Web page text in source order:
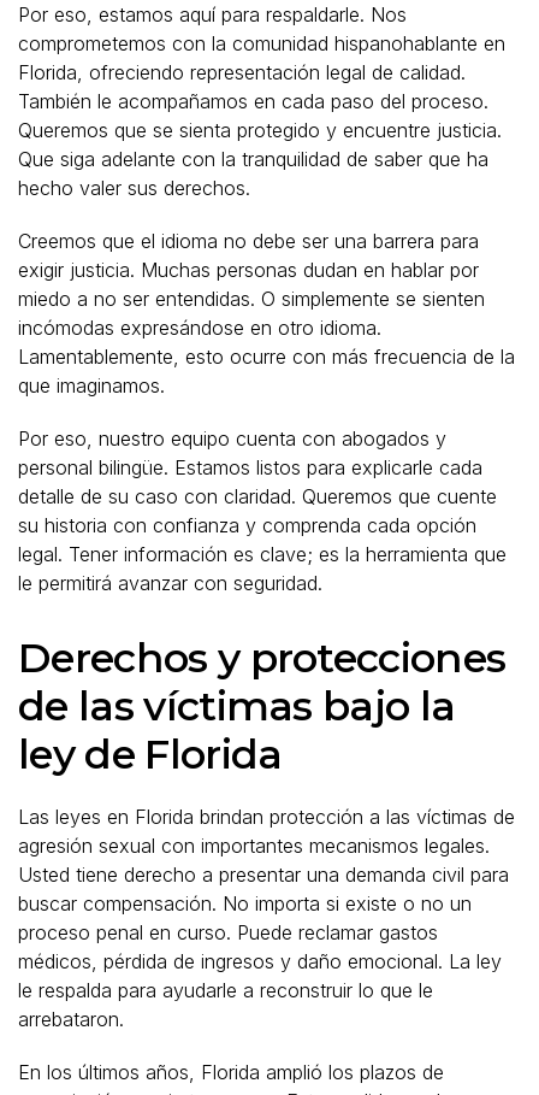
Por eso, estamos aquí para respaldarle. Nos
comprometemos con la comunidad hispanohablante en
Florida, ofreciendo representación legal de calidad.
También le acompañamos en cada paso del proceso.
Queremos que se sienta protegido y encuentre justicia.
Que siga adelante con la tranquilidad de saber que ha
hecho valer sus derechos.
Creemos que el idioma no debe ser una barrera para
exigir justicia. Muchas personas dudan en hablar por
miedo a no ser entendidas. O simplemente se sienten
incómodas expresándose en otro idioma.
Lamentablemente, esto ocurre con más frecuencia de la
que imaginamos.
Por eso, nuestro equipo cuenta con abogados y
personal bilingüe. Estamos listos para explicarle cada
detalle de su caso con claridad. Queremos que cuente
su historia con confianza y comprenda cada opción
legal. Tener información es clave; es la herramienta que
le permitirá avanzar con seguridad.
Derechos y protecciones
de las víctimas bajo la
ley de Florida
Las leyes en Florida brindan protección a las víctimas de
agresión sexual con importantes mecanismos legales.
Usted tiene derecho a presentar una demanda civil para
buscar compensación. No importa si existe o no un
proceso penal en curso. Puede reclamar gastos
médicos, pérdida de ingresos y daño emocional. La ley
le respalda para ayudarle a reconstruir lo que le
arrebataron.
En los últimos años, Florida amplió los plazos de